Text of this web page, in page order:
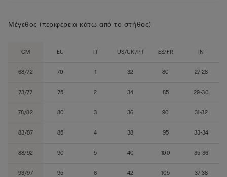
Μέγεθος (περιφέρεια κάτω από το στήθος)
CM EU IT US/UK/PT ES/FR IN
68/72 70 1 32 80 27-28
73/77 75 2 34 85 29-30
78/82 80 3 36 90 31-32
83/87 85 4 38 95 33-34
88/92 90 5 40 100 35-36
93/97 95 6 42 105 37-38